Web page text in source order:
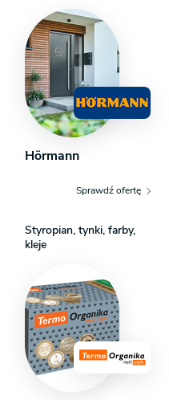
pokoje gościnne lub
do dyspozycji dwie
Praktyczne
dedykowaną garderobą,
i kotłowni oraz
dwustanowiskowym
Hörmann
Sprawdź ofertę
Styropian, tynki, farby,
kleje